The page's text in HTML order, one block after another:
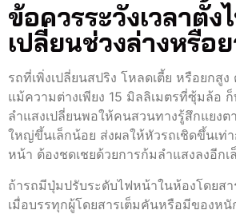
ข้อควรระวังเวลาตั้ง
เปลี่ยนช่วงล่างหรือ
รถที่เพิ่งเปลี่ยนสปริง โหลดเตี้ย หรือยกสูง
แม้ความต่างเพียง 15 มิลลิเมตรที่ซุ้มล้อ
ลำแสงเปลี่ยนพอให้คนสวนทางรู้สึกแยงต
ใหญ่ขึ้นเล็กน้อย ส่งผลให้หัวรถเชิดขึ้นเท่
หน้า ต้องชดเชยด้วยการก้มลำแสงลงอีกเ
ถ้ารถมีปุ่มปรับระดับไฟหน้าในห้องโดยส
เมื่อบรรทุกผู้โดยสารเต็มคันหรือมีของหนั